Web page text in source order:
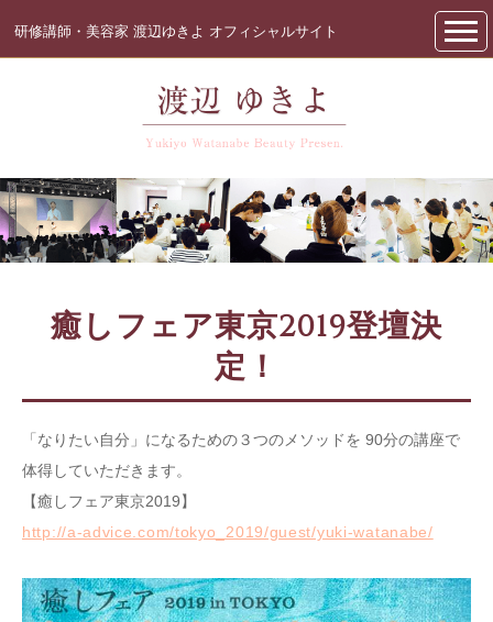
研修講師・美容家 渡辺ゆきよ オフィシャルサイト
癒しフェア東京2019登壇決
定！
「なりたい自分」になるための３つのメソッドを 90分の講座で
体得していただきます。
【癒しフェア東京2019】
http://a-advice.com/tokyo_2019/guest/yuki-watanabe/